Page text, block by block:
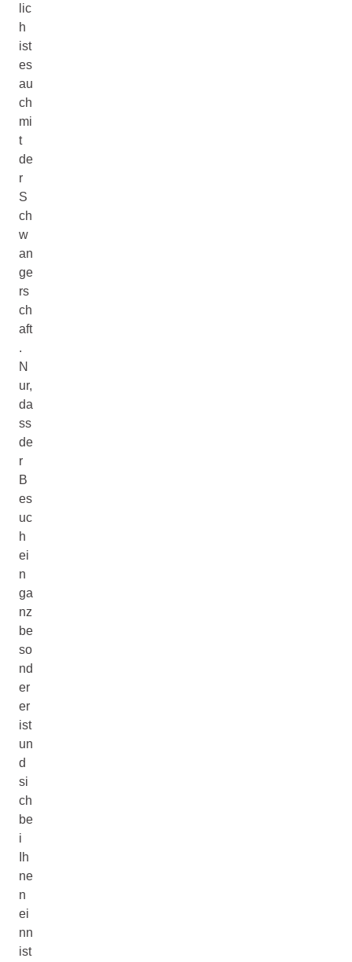
lic
h
ist
es
au
ch
mi
t
de
r
S
ch
w
an
ge
rs
ch
aft
.
N
ur,
da
ss
de
r
B
es
uc
h
ei
n
ga
nz
be
so
nd
er
er
ist
un
d
si
ch
be
i
Ih
ne
n
ei
nn
ist